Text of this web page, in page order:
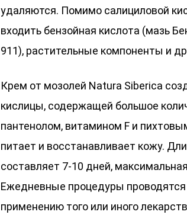
удаляются. Помимо салициловой
входить бензойная кислота (мазь
911), растительные компоненты и
Крем от мозолей Natura Siberica
кислицы, содержащей большое
пантенолом, витамином F и
питает и восстанавливает кожу.
составляет 7-10 дней,
Ежедневные процедуры проводятся
применению того или иного